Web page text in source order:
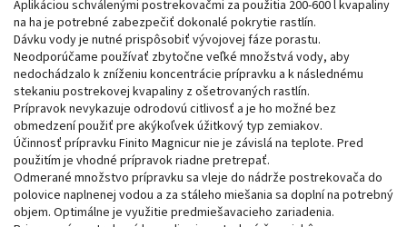
Aplikáciou schválenými postrekovačmi za použitia 200-600 l kvapaliny
na ha je potrebné zabezpečiť dokonalé pokrytie rastlín.
Dávku vody je nutné prispôsobiť vývojovej fáze porastu.
Neodporúčame používať zbytočne veľké množstvá vody, aby
nedochádzalo k zníženiu koncentrácie prípravku a k následnému
stekaniu postrekovej kvapaliny z ošetrovaných rastlín.
Prípravok nevykazuje odrodovú citlivosť a je ho možné bez
obmedzení použiť pre akýkoľvek úžitkový typ zemiakov.
Účinnosť prípravku Finito Magnicur nie je závislá na teplote. Pred
použitím je vhodné prípravok riadne pretrepať.
Odmerané množstvo prípravku sa vleje do nádrže postrekovača do
polovice naplnenej vodou a za stáleho miešania sa doplní na potrebný
objem. Optimálne je využitie predmiešavacieho zariadenia.